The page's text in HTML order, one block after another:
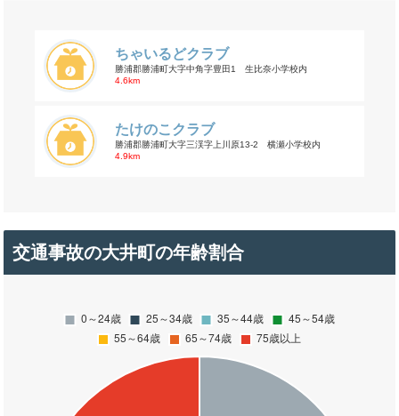
ちゃいるどクラブ
勝浦郡勝浦町大字中角字豊田1 生比奈小学校内
4.6km
たけのこクラブ
勝浦郡勝浦町大字三渓字上川原13-2 横瀬小学校内
4.9km
交通事故の大井町の年齢割合